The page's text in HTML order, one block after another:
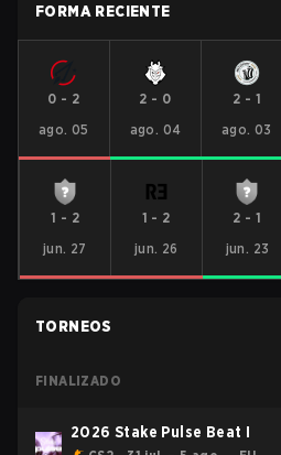
FORMA RECIENTE
0 - 2
ago. 05
2 - 0
ago. 04
2 - 1
ago. 03
1 - 2
jun. 27
1 - 2
jun. 26
2 -1
jun. 23
TORNEOS
FINALIZADO
2026 Stake Pulse Beat I